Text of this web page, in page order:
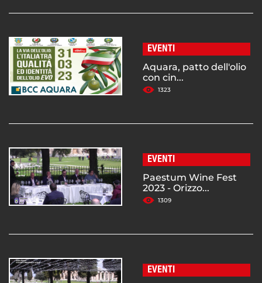
EVENTI
Aquara, patto dell'olio
con cin...
1323
EVENTI
Paestum Wine Fest
2023 - Orizzo...
1309
EVENTI